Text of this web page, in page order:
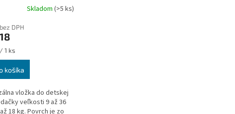
Skladom(>5 ks)
DPH
1 ks
košíka
vložka do detskej
veľkosti 9 až 36
18 kg. Povrch je zo